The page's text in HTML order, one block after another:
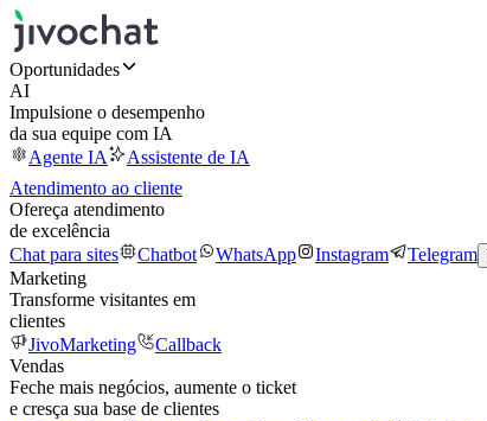
Oportunidades
AI
Impulsione o desempenho
da sua equipe com IA
Agente IA
Assistente de IA
Atendimento ao cliente
Ofereça atendimento
de excelência
Chat para sites
Chatbot WhatsApp Instagram Telegram
Marketing
Transforme visitantes em
clientes
JivoMarketing
Callback
Vendas
Feche mais negócios, aumente o ticket
e cresça sua base de clientes